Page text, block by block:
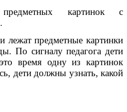
картинок с
лежат предметные картинки
По сигналу педагога дети
время одну из картинок
дети должны узнать, какой